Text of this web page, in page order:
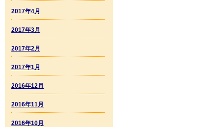
2017年4月
2017年3月
2017年2月
2017年1月
2016年12月
2016年11月
2016年10月